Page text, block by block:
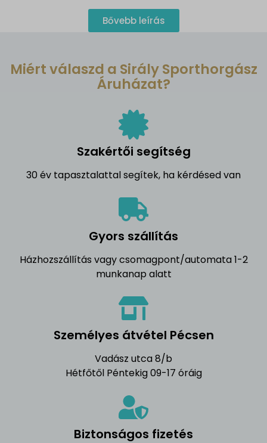
Bővebb leírás
Miért válaszd a Sirály Sporthorgász
Áruházat?
Szakértői segítség
30 év tapasztalattal segítek, ha kérdésed van
Gyors szállítás
Házhozszállítás vagy csomagpont/automata 1-2
munkanap alatt
Személyes átvétel Pécsen
Vadász utca 8/b
Hétfőtől Péntekig 09-17 óráig
Biztonságos fizetés